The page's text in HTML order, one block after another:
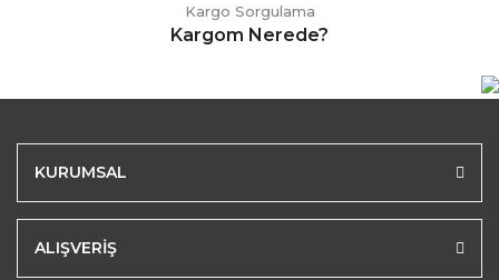
Kargo Sorgulama
Kargom Nerede?
KURUMSAL
ALIŞVERİŞ